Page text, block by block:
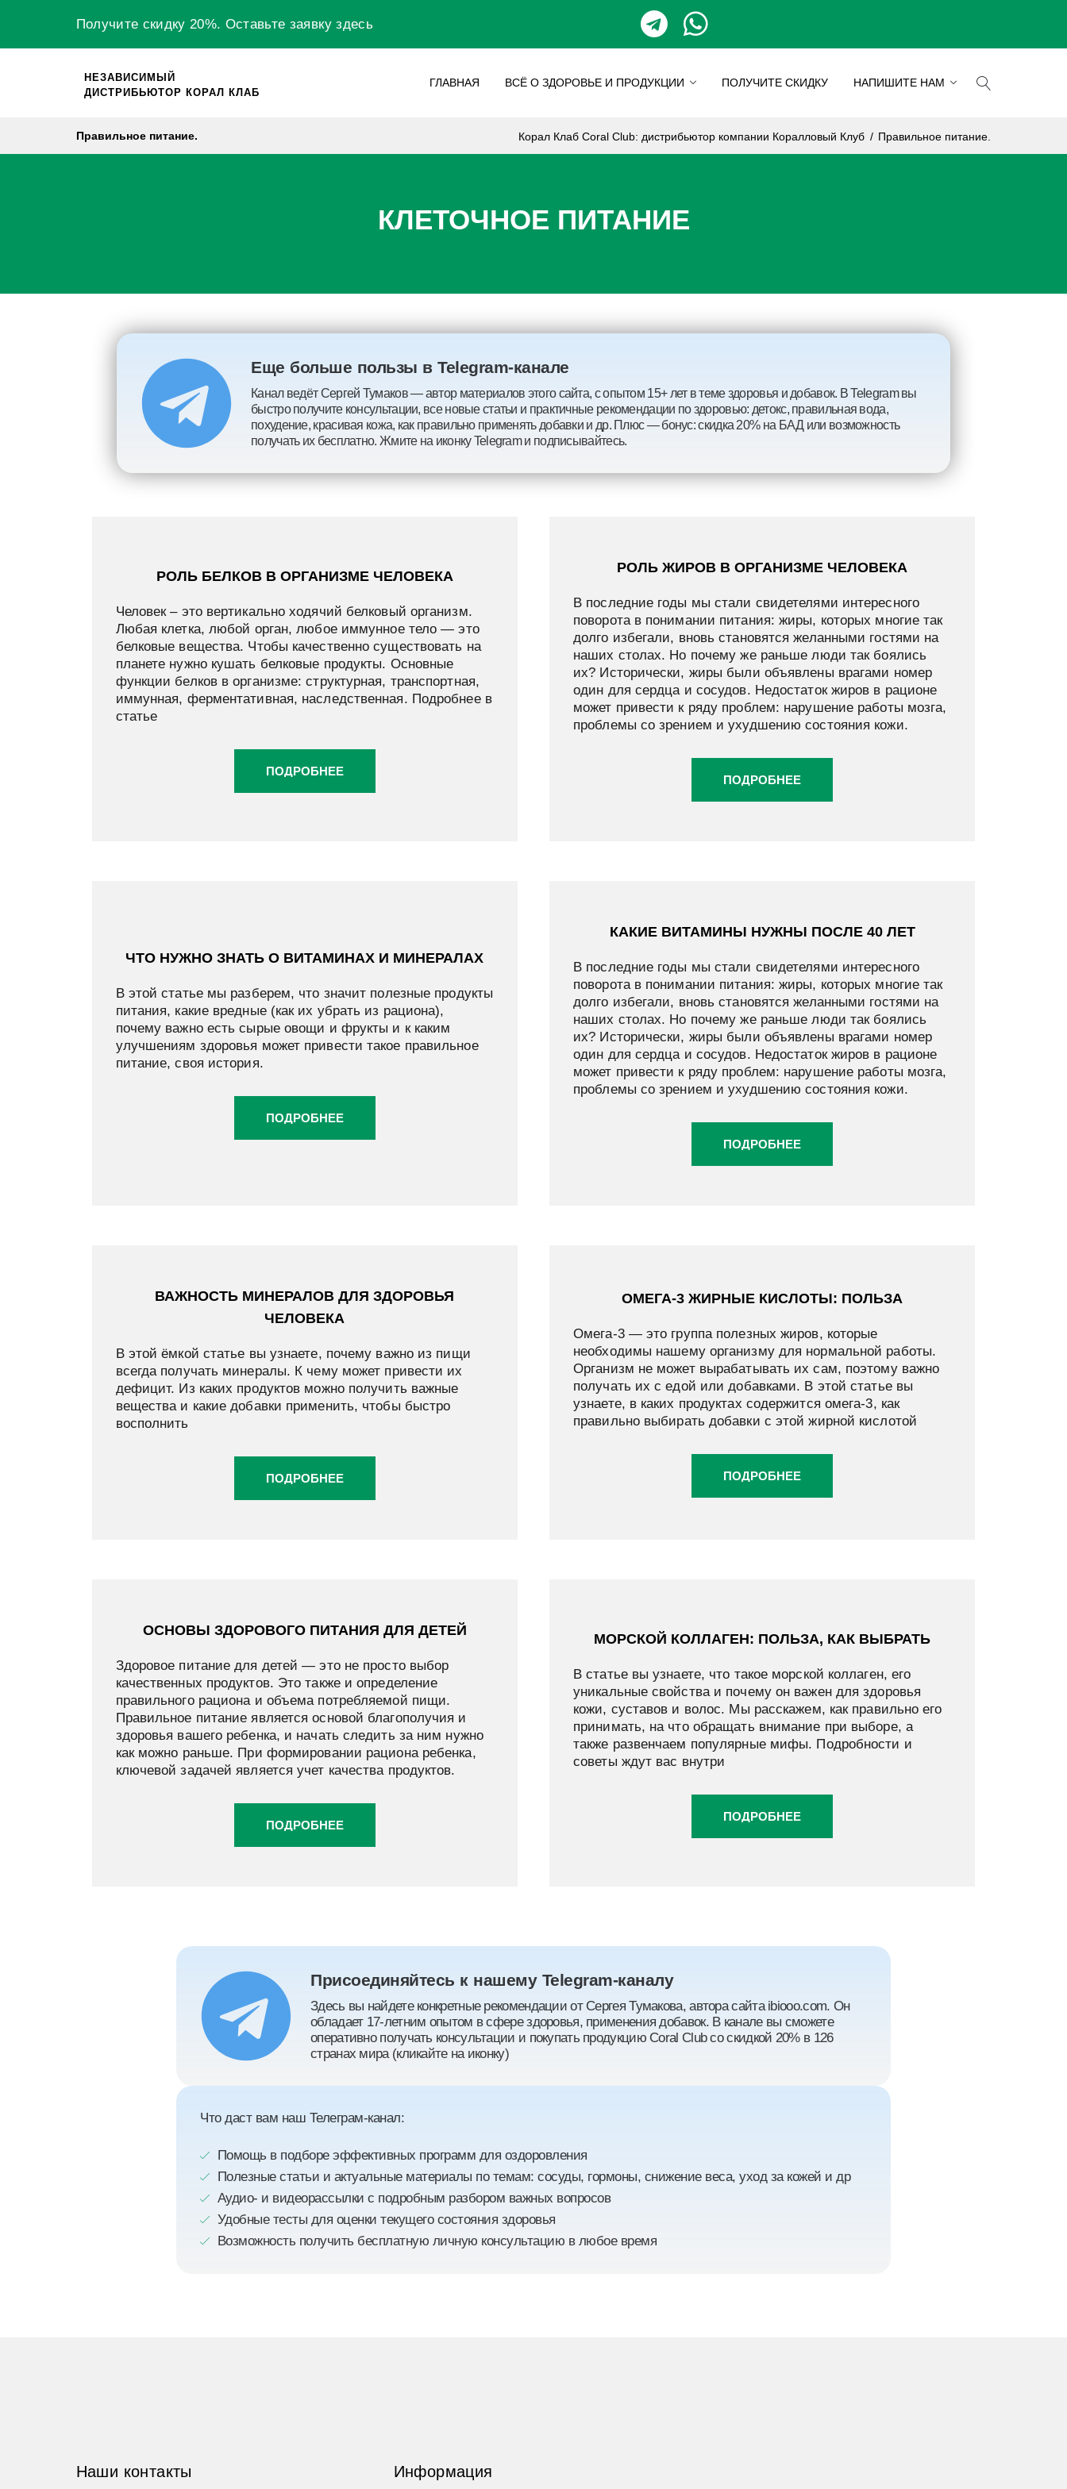
Получите скидку 20%. Оставьте заявкуздесь
НЕЗАВИСИМЫЙ
ДИСТРИБЬЮТОР КОРАЛ КЛАБ
ГЛАВНАЯ ВСЁ О ЗДОРОВЬЕ И ПРОДУКЦИИ ПОЛУЧИТЕ СКИДКУ НАПИШИТЕ НАМ
Правильное питание. Корал Клаб Coral Club: дистрибьютор компании Коралловый Клуб / Правильное питание.
КЛЕТОЧНОЕ ПИТАНИЕ
Еще больше пользы в Telegram-канале
Канал ведёт Сергей Тумаков — автор материалов этого сайта, с опытом 15+ лет в теме здоровья и добавок. В Telegram вы
быстро получите консультации, все новые статьи и практичные рекомендации по здоровью: детокс, правильная вода,
похудение, красивая кожа, как правильно применять добавки и др. Плюс — бонус: скидка 20% на БАД или возможность
получать их бесплатно. Жмите на иконку Telegram и подписывайтесь.
РОЛЬ БЕЛКОВ В ОРГАНИЗМЕ ЧЕЛОВЕКА
Человек – это вертикально ходячий белковый организм.
Любая клетка, любой орган, любое иммунное тело — это
белковые вещества. Чтобы качественно существовать на
планете нужно кушать белковые продукты. Основные
функции белков в организме: структурная, транспортная,
иммунная, ферментативная, наследственная. Подробнее в
статье
ПОДРОБНЕЕ
РОЛЬ ЖИРОВ В ОРГАНИЗМЕ ЧЕЛОВЕКА
В последние годы мы стали свидетелями интересного
поворота в понимании питания: жиры, которых многие так
долго избегали, вновь становятся желанными гостями на
наших столах. Но почему же раньше люди так боялись
их? Исторически, жиры были объявлены врагами номер
один для сердца и сосудов. Недостаток жиров в рационе
может привести к ряду проблем: нарушение работы мозга,
проблемы со зрением и ухудшению состояния кожи.
ПОДРОБНЕЕ
ЧТО НУЖНО ЗНАТЬ О ВИТАМИНАХ И МИНЕРАЛАХ
В этой статье мы разберем, что значит полезные продукты
питания, какие вредные (как их убрать из рациона),
почему важно есть сырые овощи и фрукты и к каким
улучшениям здоровья может привести такое правильное
питание, своя история.
ПОДРОБНЕЕ
КАКИЕ ВИТАМИНЫ НУЖНЫ ПОСЛЕ 40 ЛЕТ
В последние годы мы стали свидетелями интересного
поворота в понимании питания: жиры, которых многие так
долго избегали, вновь становятся желанными гостями на
наших столах. Но почему же раньше люди так боялись
их? Исторически, жиры были объявлены врагами номер
один для сердца и сосудов. Недостаток жиров в рационе
может привести к ряду проблем: нарушение работы мозга,
проблемы со зрением и ухудшению состояния кожи.
ПОДРОБНЕЕ
ВАЖНОСТЬ МИНЕРАЛОВ ДЛЯ ЗДОРОВЬЯ
ЧЕЛОВЕКА
В этой ёмкой статье вы узнаете, почему важно из пищи
всегда получать минералы. К чему может привести их
дефицит. Из каких продуктов можно получить важные
вещества и какие добавки применить, чтобы быстро
восполнить
ПОДРОБНЕЕ
ОМЕГА-3 ЖИРНЫЕ КИСЛОТЫ: ПОЛЬЗА
Омега-3 — это группа полезных жиров, которые
необходимы нашему организму для нормальной работы.
Организм не может вырабатывать их сам, поэтому важно
получать их с едой или добавками. В этой статье вы
узнаете, в каких продуктах содержится омега-3, как
правильно выбирать добавки с этой жирной кислотой
ПОДРОБНЕЕ
ОСНОВЫ ЗДОРОВОГО ПИТАНИЯ ДЛЯ ДЕТЕЙ
Здоровое питание для детей — это не просто выбор
качественных продуктов. Это также и определение
правильного рациона и объема потребляемой пищи.
Правильное питание является основой благополучия и
здоровья вашего ребенка, и начать следить за ним нужно
как можно раньше. При формировании рациона ребенка,
ключевой задачей является учет качества продуктов.
ПОДРОБНЕЕ
МОРСКОЙ КОЛЛАГЕН: ПОЛЬЗА, КАК ВЫБРАТЬ
В статье вы узнаете, что такое морской коллаген, его
уникальные свойства и почему он важен для здоровья
кожи, суставов и волос. Мы расскажем, как правильно его
принимать, на что обращать внимание при выборе, а
также развенчаем популярные мифы. Подробности и
советы ждут вас внутри
ПОДРОБНЕЕ
Присоединяйтесь к нашему Telegram-каналу
Здесь вы найдете конкретные рекомендации от Сергея Тумакова, автора сайта ibiooo.com. Он
обладает 17-летним опытом в сфере здоровья, применения добавок. В канале вы сможете
оперативно получать консультации и покупать продукцию Coral Club со скидкой 20% в 126
странах мира (кликайте на иконку)
Что даст вам наш Телеграм-канал:
Помощь в подборе эффективных программ для оздоровления
Полезные статьи и актуальные материалы по темам: сосуды, гормоны, снижение веса, уход за кожей и др
Аудио- и видеорассылки с подробным разбором важных вопросов
Удобные тесты для оценки текущего состояния здоровья
Возможность получить бесплатную личную консультацию в любое время
Наши контакты Информация